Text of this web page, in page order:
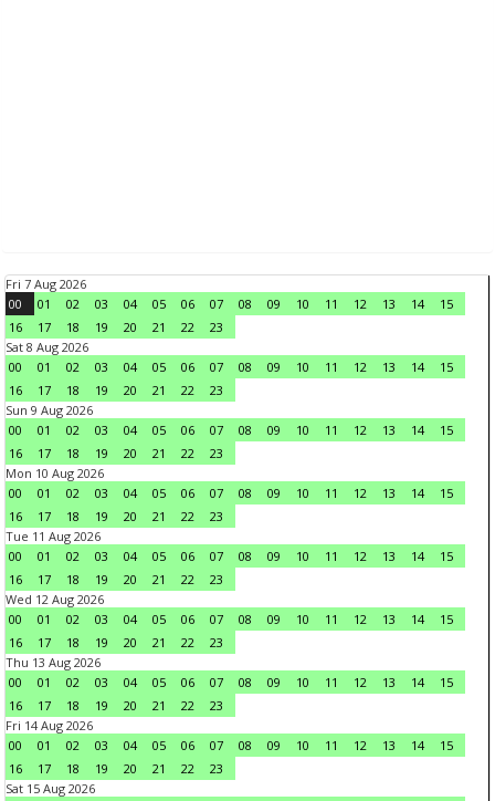
Fri 7 Aug 2026
00
01 02 03 04 05 06 07 08 09 10 11 12 13 14
15
16
17 18 19 20 21 22
23
Sat 8 Aug 2026
00
01 02 03 04 05 06 07 08 09 10 11 12 13 14
15
16
17 18 19 20 21 22
23
Sun 9 Aug 2026
00
01 02 03 04 05 06 07 08 09 10 11 12 13 14
15
16
17 18 19 20 21 22
23
Mon 10 Aug 2026
00
01 02 03 04 05 06 07 08 09 10 11 12 13 14
15
16
17 18 19 20 21 22
23
Tue 11 Aug 2026
00
01 02 03 04 05 06 07 08 09 10 11 12 13 14
15
16
17 18 19 20 21 22
23
Wed 12 Aug 2026
00
01 02 03 04 05 06 07 08 09 10 11 12 13 14
15
16
17 18 19 20 21 22
23
Thu 13 Aug 2026
00
01 02 03 04 05 06 07 08 09 10 11 12 13 14
15
16
17 18 19 20 21 22
23
Fri 14 Aug 2026
00
01 02 03 04 05 06 07 08 09 10 11 12 13 14
15
16
17 18 19 20 21 22
23
Sat 15 Aug 2026